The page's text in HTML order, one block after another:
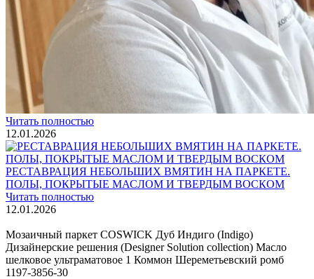
ВИДЕО-ИНСТРУКЦИЯ: Реставрация царапин. Полы,
покрытые маслом и твердым воском. Системы для локального
ремонта и восстановления
Читать полностью
02.02.2026
ПОЛЫ, ПОКРЫТЫЕ МАСЛОМ. РЕСТАВРАЦИЯ
НЕБОЛЬШИХ ПОТЕРТОСТЕЙ
Читать полностью
12.01.2026
РЕСТАВРАЦИЯ НЕБОЛЬШИХ ВМЯТИН НА ПАРКЕТЕ.
ПОЛЫ, ПОКРЫТЫЕ МАСЛОМ И ТВЕРДЫМ ВОСКОМ
Читать полностью
12.01.2026
Мозаичный паркет COSWICK Дуб Индиго (Indigo)
Дизайнерские решения (Designer Solution collection) Масло
шелковое ультраматовое 1 Коммон Шереметьевский ромб
1197-3856-30